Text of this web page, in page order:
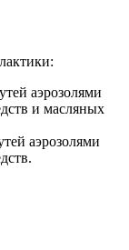
аэрозолями
и масляных
аэрозолями